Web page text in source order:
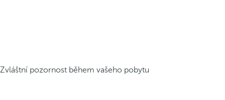
Zvláštní pozornost během vašeho pobytu